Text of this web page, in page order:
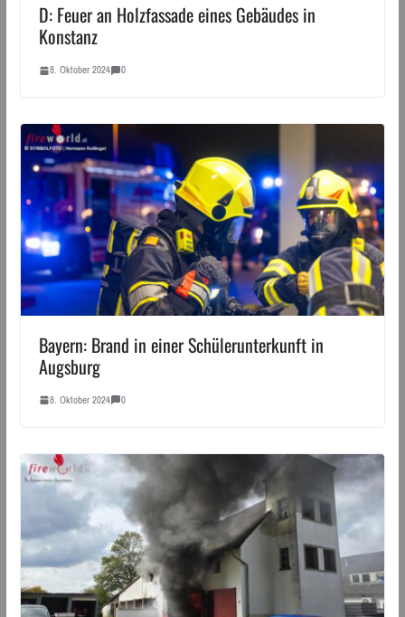
D: Feuer an Holzfassade eines Gebäudes in
Konstanz
8. Oktober 2024 0
Bayern: Brand in einer Schülerunterkunft in
Augsburg
8. Oktober 2024 0